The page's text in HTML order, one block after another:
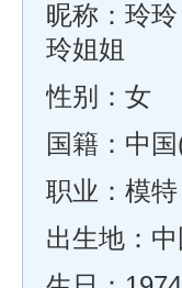
昵称：玲
玲姐姐
性别：女
国籍：中
职业：模
出生地：